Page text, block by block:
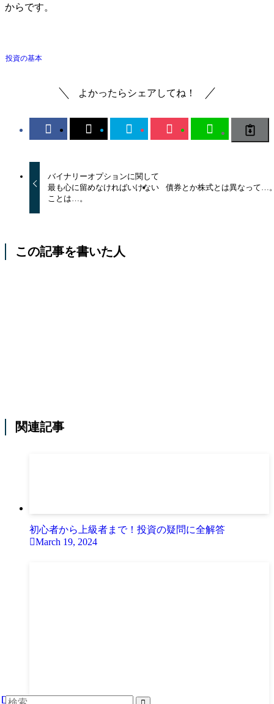
からです。
投資の基本
よかったらシェアしてね！
バイナリーオプションに関して
最も心に留めなければいけない
ことは…。
債券とか株式とは異なって…
この記事を書いた人
関連記事
初心者から上級者まで！投資の疑問に全解答
March 19, 2024